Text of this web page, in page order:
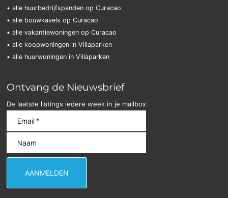
• alle huurbedrijfspanden op Curacao
• alle bouwkavels op Curacao
• alle vakantiewoningen op Curacao
• alle koopwoningen in Villaparken
• alle huurwoningen in Villaparken
Ontvang de Nieuwsbrief
De laatste listings iedere week in je mailbox